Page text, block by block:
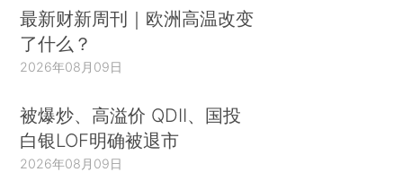
最新财新周刊｜欧洲高温改变
了什么？
2026年08月09日
被爆炒、高溢价 QDII、国投
白银LOF明确被退市
2026年08月09日